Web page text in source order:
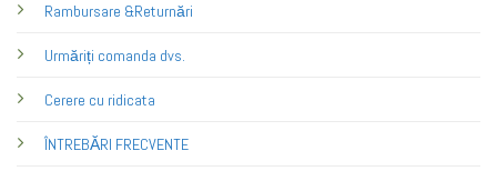
Rambursare &Returnări
Urmăriți comanda dvs.
Cerere cu ridicata
ÎNTREBĂRI FRECVENTE